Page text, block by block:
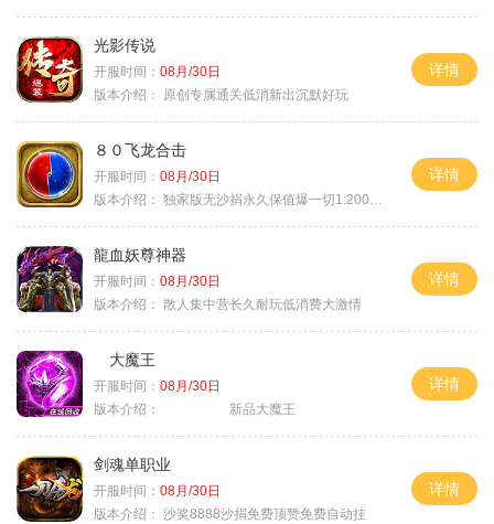
光影传说
开服时间： 08月/30日
版本介绍：
原创专属通关低消新出沉默好玩
详情
８０飞龙合击
开服时间： 08月/30日
版本介绍： 独家版无沙捐永久保值爆一切1:2000回4
详情
龍血妖尊神器
开服时间： 08月/30日
版本介绍： 散人集中营长久耐玩低消费大激情
详情
大魔王
开服时间： 08月/30日
版本介绍：
新品大魔王
详情
剑魂单职业
开服时间： 08月/30日
版本介绍： 沙奖8888沙捐免费顶赞免费自动挂
详情